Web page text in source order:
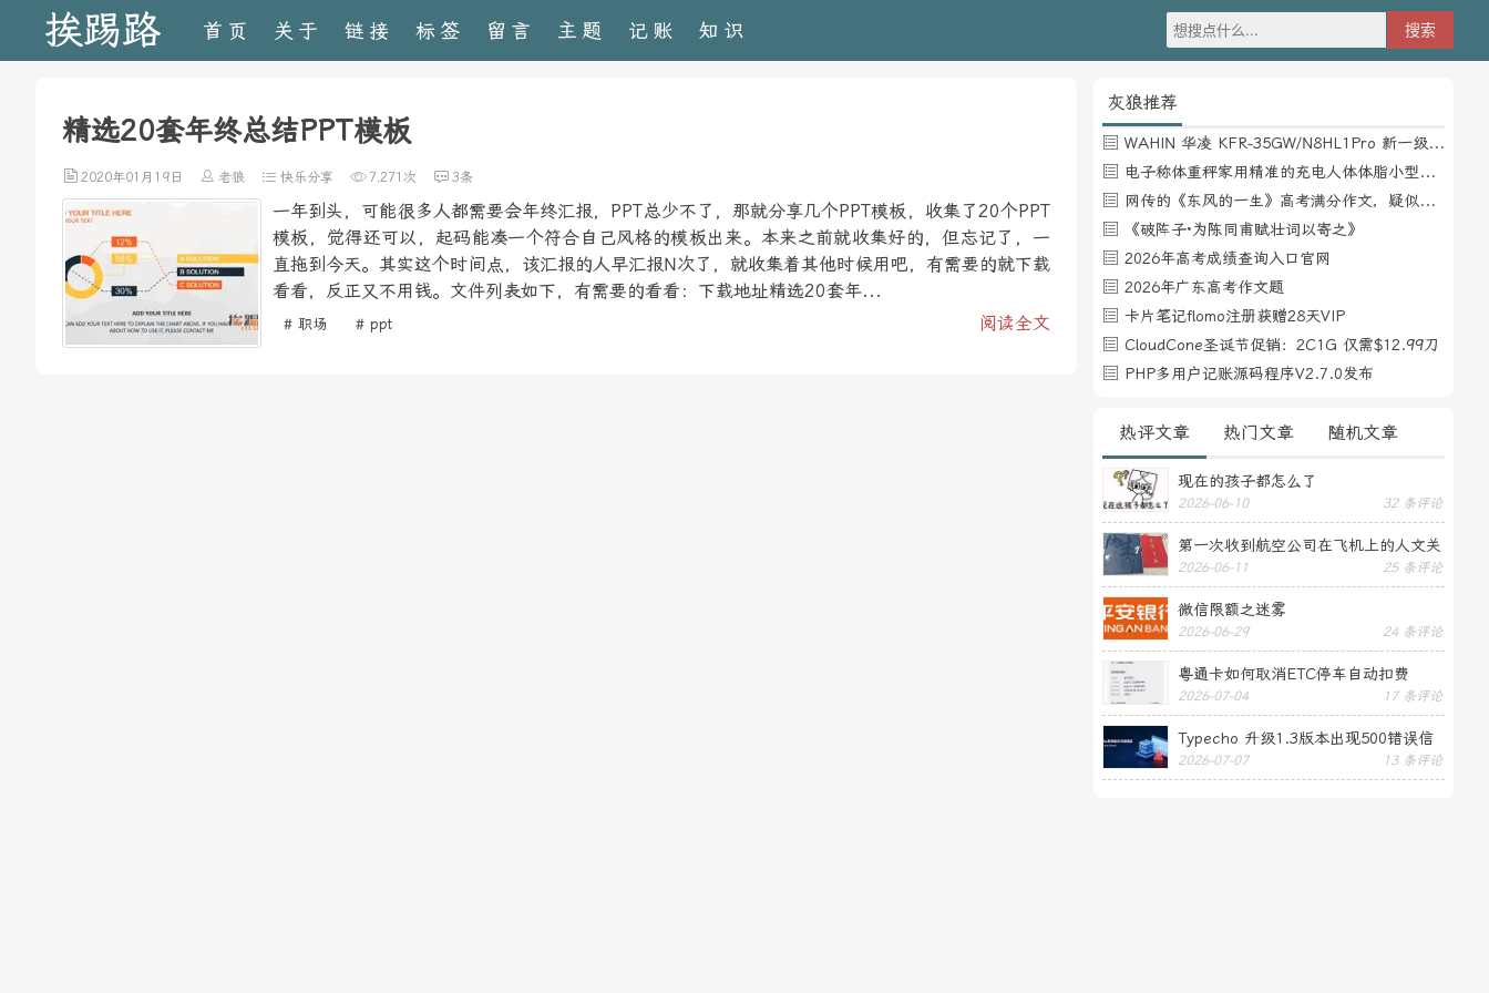
挨踢路 首页 关于 链接 标签 留言 主题 记账 知识
精选20套年终总结PPT模板
2020年01月19日 老狼 快乐分享 7,271次 3条
一年到头，可能很多人都需要会年终汇报，PPT总少不了，那就分享几个PPT模板，收集了20个PPT
模板，觉得还可以，起码能凑一个符合自己风格的模板出来。本来之前就收集好的，但忘记了，一
直拖到今天。其实这个时间点，该汇报的人早汇报N次了，就收集着其他时候用吧，有需要的就下载
看看，反正又不用钱。文件列表如下，有需要的看看：下载地址精选20套年...
阅读全文
# 职场 # ppt
灰狼推荐
WAHIN 华凌 KFR-35GW/N8HL1Pro 新一级能效 壁挂式空调 1.5匹
电子称体重秤家用精准的充电人体体脂小型称重支持HUAWEI HiLink
网传的《东风的一生》高考满分作文，疑似自媒体或其他渠道炒作
《破阵子·为陈同甫赋壮词以寄之》
2026年高考成绩查询入口官网
2026年广东高考作文题
卡片笔记flomo注册获赠28天VIP
CloudCone圣诞节促销：2C1G 仅需$12.99刀
PHP多用户记账源码程序V2.7.0发布
热评文章 热门文章 随机文章
现在的孩子都怎么了
2026-06-10 32 条评论
第一次收到航空公司在飞机上的人文关
怀——送生日贺卡
2026-06-11 25 条评论
微信限额之迷雾
2026-06-29 24 条评论
粤通卡如何取消ETC停车自动扣费
2026-07-04 17 条评论
Typecho 升级1.3版本出现500错误信
息
2026-07-07 13 条评论